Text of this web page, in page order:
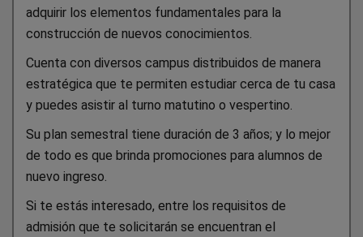
adquirir los elementos fundamentales para la
construcción de nuevos conocimientos.
Cuenta con diversos campus distribuidos de manera
estratégica que te permiten estudiar cerca de tu casa
y puedes asistir al turno matutino o vespertino.
Su plan semestral tiene duración de 3 años; y lo mejor
de todo es que brinda promociones para alumnos de
nuevo ingreso.
Si te estás interesado, entre los requisitos de
admisión que te solicitarán se encuentran el